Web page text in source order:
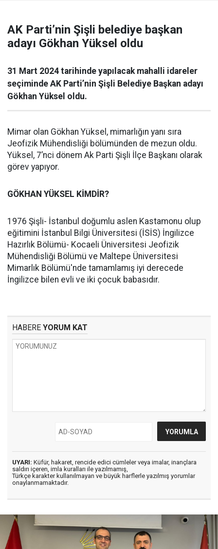
AK Parti’nin Şişli belediye başkan
adayı Gökhan Yüksel oldu
31 Mart 2024 tarihinde yapılacak mahalli idareler
seçiminde AK Parti’nin Şişli Belediye Başkan adayı
Gökhan Yüksel oldu.
Mimar olan Gökhan Yüksel, mimarlığın yanı sıra
Jeofizik Mühendisliği bölümünden de mezun oldu.
Yüksel, 7’nci dönem Ak Parti Şişli İlçe Başkanı olarak
görev yapıyor.
GÖKHAN YÜKSEL KİMDİR?
1976 Şişli- İstanbul doğumlu aslen Kastamonu olup
eğitimini İstanbul Bilgi Üniversitesi (İSİS) İngilizce
Hazırlık Bölümü- Kocaeli Üniversitesi Jeofizik
Mühendisliği Bölümü ve Maltepe Üniversitesi
Mimarlık Bölümü'nde tamamlamış iyi derecede
İngilizce bilen evli ve iki çocuk babasıdır.
HABERE YORUM KAT
UYARI: Küfür, hakaret, rencide edici cümleler veya imalar, inançlara
saldırı içeren, imla kuralları ile yazılmamış,
Türkçe karakter kullanılmayan ve büyük harflerle yazılmış yorumlar
onaylanmamaktadır.